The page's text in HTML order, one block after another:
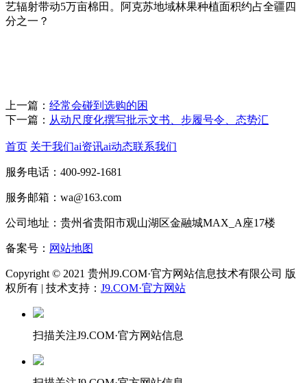
艺辐射带动5万亩棉田。阿克苏地域林果种植面积约占全疆四
分之一？
上一篇： 经常会碰到选购的困
下一篇： 从动尺度化撰写批示文书、步履号令、态势汇
首页 关于我们ai资讯ai动态联系我们
服务电话：400-992-1681
服务邮箱：wa@163.com
公司地址：贵州省贵阳市观山湖区金融城MAX_A座17楼
备案号： 网站地图
Copyright © 2021 贵州J9.COM·官方网站信息技术有限公司 版
权所有 | 技术支持： J9.COM·官方网站
扫描关注J9.COM·官方网站信息